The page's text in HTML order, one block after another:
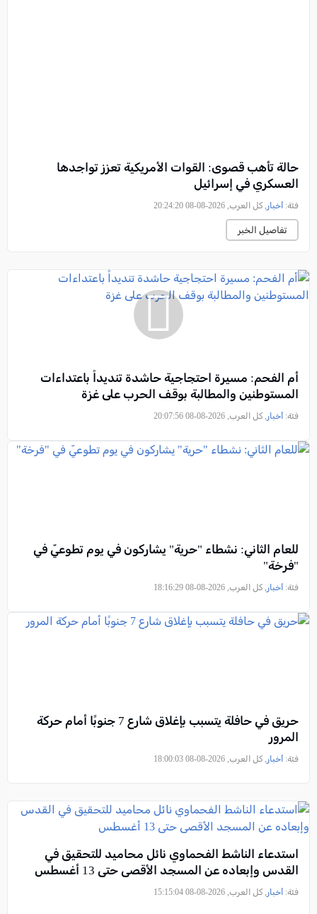
حالة تأهب قصوى: القوات الأمريكية تعزز تواجدها
العسكري في إسرائيل
فئة: أخبار , كل العرب, 2026-08-08 20:24:20
تفاصيل الخبر
أم الفحم: مسيرة احتجاجية حاشدة تنديداً باعتداءات
المستوطنين والمطالبة بوقف الحرب على غزة
فئة: أخبار , كل العرب, 2026-08-08 20:07:56
للعام الثاني: نشطاء "حرية" يشاركون في يوم تطوعيّ في
"فرخة"
فئة: أخبار , كل العرب, 2026-08-08 18:16:29
حريق في حافلة يتسبب بإغلاق شارع 7 جنوبًا أمام حركة
المرور
فئة: أخبار , كل العرب, 2026-08-08 18:00:03
استدعاء الناشط الفحماوي نائل محاميد للتحقيق في
القدس وإبعاده عن المسجد الأقصى حتى 13 أغسطس
فئة: أخبار , كل العرب, 2026-08-08 15:15:04